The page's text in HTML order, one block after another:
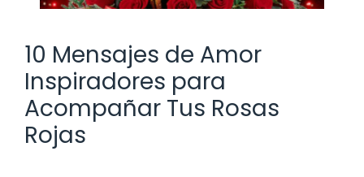
10 Mensajes de Amor
Inspiradores para
Acompañar Tus Rosas
Rojas